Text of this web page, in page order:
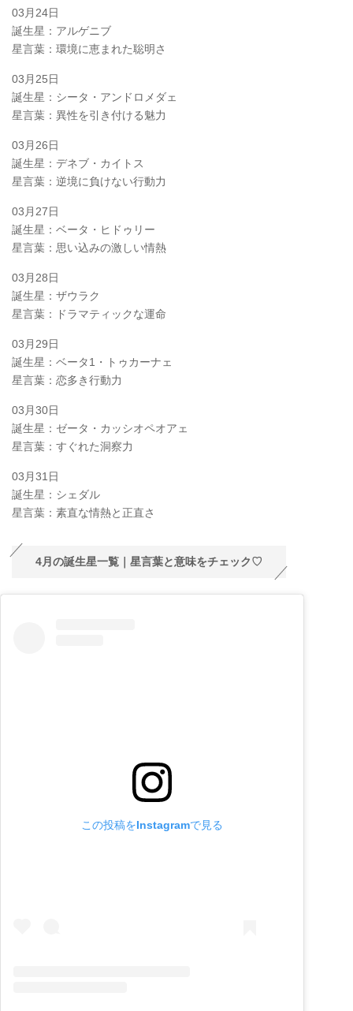
03月24日
誕生星：アルゲニブ
星言葉：環境に恵まれた聡明さ
03月25日
誕生星：シータ・アンドロメダェ
星言葉：異性を引き付ける魅力
03月26日
誕生星：デネブ・カイトス
星言葉：逆境に負けない行動力
03月27日
誕生星：ベータ・ヒドゥリー
星言葉：思い込みの激しい情熱
03月28日
誕生星：ザウラク
星言葉：ドラマティックな運命
03月29日
誕生星：ベータ1・トゥカーナェ
星言葉：恋多き行動力
03月30日
誕生星：ゼータ・カッシオペオアェ
星言葉：すぐれた洞察力
03月31日
誕生星：シェダル
星言葉：素直な情熱と正直さ
4月の誕生星一覧｜星言葉と意味をチェック♡
この投稿をInstagramで見る